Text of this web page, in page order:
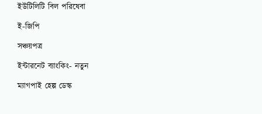
ইউটিলিটি বিল পরিষেবা
ই-জিপি
সঞ্চয়পত্র
ইন্টারনেট ব্যাংকিং- নতুন
ম্যাগপাই হেল্প ডেস্ক